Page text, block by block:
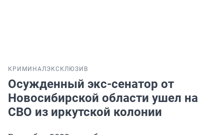
КРИМИНАЛ ЭКСКЛЮЗИВ
Осужденный экс-сенатор от
Новосибирской области ушел на
СВО из иркутской колонии